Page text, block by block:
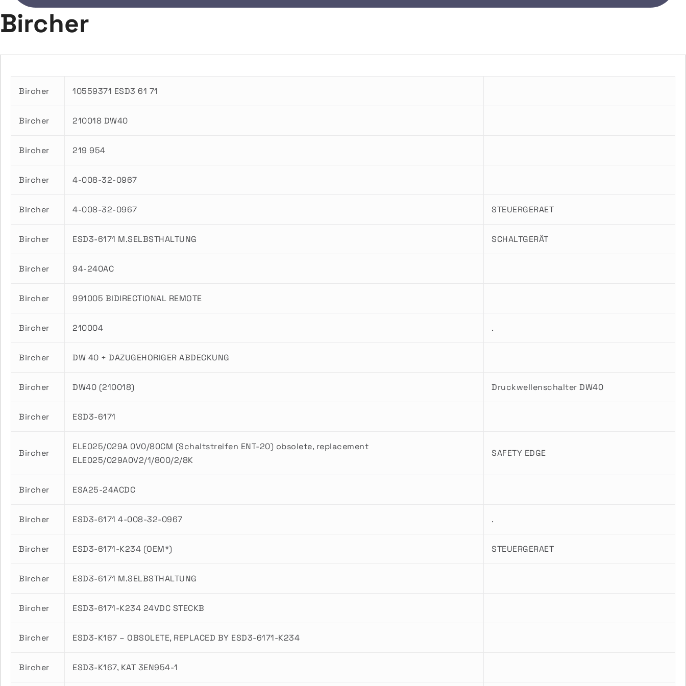
Bircher
Bircher 10559371 ESD3 61 71
Bircher 210018 DW40
Bircher 219 954
Bircher 4-008-32-0967
Bircher 4-008-32-0967 STEUERGERAET
Bircher ESD3-6171 M.SELBSTHALTUNG SCHALTGERÄT
Bircher 94-240AC
Bircher 991005 BIDIRECTIONAL REMOTE
Bircher 210004 .
Bircher DW 40 + DAZUGEHORIGER ABDECKUNG
Bircher DW40 (210018) Druckwellenschalter DW40
Bircher ESD3-6171
Bircher
ELE025/029A 0V0/80CM (Schaltstreifen ENT-20) obsolete, replacement
ELE025/029A0V2/1/800/2/8K
SAFETY EDGE
Bircher ESA25-24ACDC
Bircher ESD3-6171 4-008-32-0967 .
Bircher ESD3-6171-K234 (OEM*) STEUERGERAET
Bircher ESD3-6171 M.SELBSTHALTUNG
Bircher ESD3-6171-K234 24VDC STECKB
Bircher ESD3-K167 – OBSOLETE, REPLACED BY ESD3-6171-K234
Bircher ESD3-K167, KAT 3EN954-1